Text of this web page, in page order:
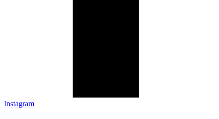
Instagram